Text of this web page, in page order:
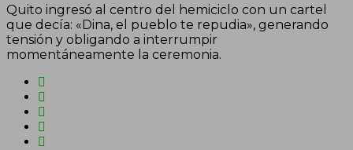
Quito ingresó al centro del hemiciclo con un cartel
que decía: «Dina, el pueblo te repudia», generando
tensión y obligando a interrumpir
momentáneamente la ceremonia.